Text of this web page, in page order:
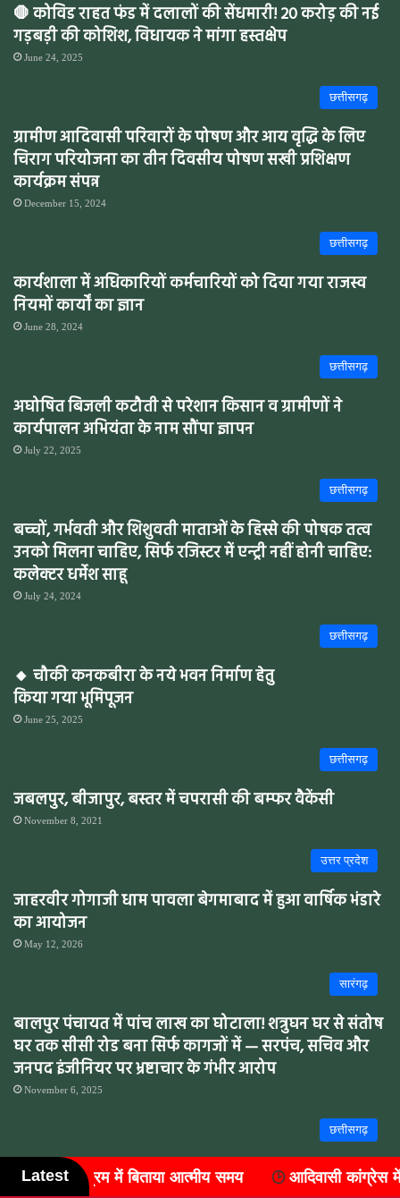
🛑 कोविड राहत फंड में दलालों की सेंधमारी! 20 करोड़ की नई
गड़बड़ी की कोशिश, विधायक ने मांगा हस्तक्षेप
June 24, 2025
छत्तीसगढ़
ग्रामीण आदिवासी परिवारों के पोषण और आय वृद्धि के लिए
चिराग परियोजना का तीन दिवसीय पोषण सखी प्रशिक्षण
कार्यक्रम संपन्न
December 15, 2024
छत्तीसगढ़
कार्यशाला में अधिकारियों कर्मचारियों को दिया गया राजस्व
नियमों कार्यों का ज्ञान
June 28, 2024
छत्तीसगढ़
अघोषित बिजली कटौती से परेशान किसान व ग्रामीणों ने
कार्यपालन अभियंता के नाम सौंपा ज्ञापन
July 22, 2025
छत्तीसगढ़
बच्चों, गर्भवती और शिशुवती माताओं के हिस्से की पोषक तत्व
उनको मिलना चाहिए, सिर्फ रजिस्टर में एन्ट्री नहीं होनी चाहिए:
कलेक्टर धर्मेश साहू
July 24, 2024
छत्तीसगढ़
🔸 चौकी कनकबीरा के नये भवन निर्माण हेतु
किया गया भूमिपूजन
June 25, 2025
छत्तीसगढ़
जबलपुर, बीजापुर, बस्तर में चपरासी की बम्फर वैकेंसी
November 8, 2021
उत्तर प्रदेश
जाहरवीर गोगाजी धाम पावला बेगमाबाद में हुआ वार्षिक भंडारे
का आयोजन
May 12, 2026
सारंगढ़
बालपुर पंचायत में पांच लाख का घोटाला! शत्रुघन घर से संतोष
घर तक सीसी रोड बना सिर्फ कागजों में — सरपंच, सचिव और
जनपद इंजीनियर पर भ्रष्टाचार के गंभीर आरोप
November 6, 2025
छत्तीसगढ़
विधायक और कलेक्टर ने डोंगरीपाली में किया शिशु संरक्षण
Latest
समय आदिवासी कांग्रेस में संगठन विस्तार, जिले के सात